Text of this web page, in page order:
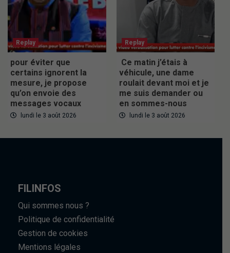
Replay
pour éviter que
certains ignorent la
mesure, je propose
qu’on envoie des
messages vocaux
lundi le 3 août 2026
Replay
Ce matin j’étais à
véhicule, une dame
roulait devant moi et je
me suis demander ou
en sommes-nous
lundi le 3 août 2026
FILINFOS
Qui sommes nous ?
Politique de confidentialité
Gestion de cookies
Mentions légales